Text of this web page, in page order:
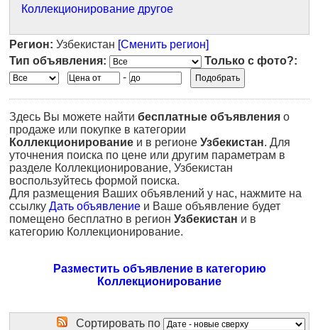
Коллекционирование другое
Регион: Узбекистан [Сменить регион]
Тип объявления:
Только с фото?:
-
Здесь Вы можете найти бесплатные объявления о
продаже или покупке в категории
Коллекционирование и в регионе Узбекистан. Для
уточнения поиска по цене или другим параметрам в
разделе Коллекционирование, Узбекистан
воспользуйтесь формой поиска.
Для размещения Ваших объявлений у нас, нажмите на
ссылку Дать объявление и Ваше объявление будет
помещено бесплатно в регион Узбекистан и в
категорию Коллекционирование.
Разместить объявление в категорию
Коллекционирование
Сортировать по